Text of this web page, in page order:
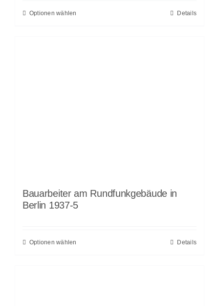
Optionen wählen Details
Bauarbeiter am Rundfunkgebäude in
Berlin 1937-5
Optionen wählen Details